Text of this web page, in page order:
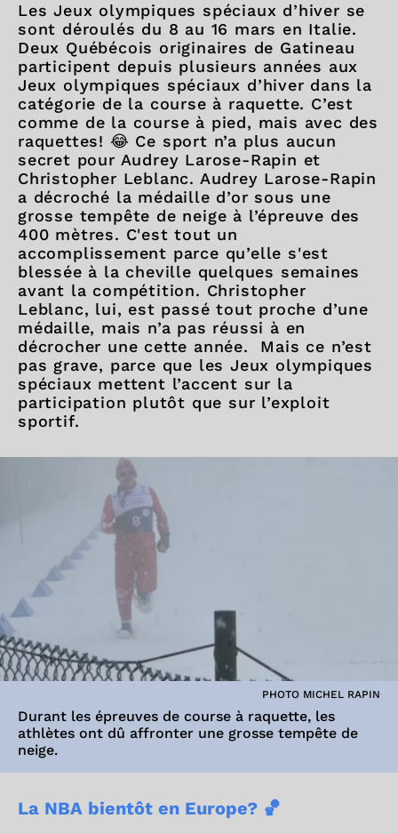
Les Jeux olympiques spéciaux d’hiver se
sont déroulés du 8 au 16 mars en Italie.
Deux Québécois originaires de Gatineau
participent depuis plusieurs années aux
Jeux olympiques spéciaux d’hiver dans la
catégorie de la course à raquette. C’est
comme de la course à pied, mais avec des
raquettes! 😂 Ce sport n’a plus aucun
secret pour Audrey Larose-Rapin et
Christopher Leblanc. Audrey Larose-Rapin
a décroché la médaille d’or sous une
grosse tempête de neige à l’épreuve des
400 mètres. C'est tout un
accomplissement parce qu’elle s'est
blessée à la cheville quelques semaines
avant la compétition. Christopher
Leblanc, lui, est passé tout proche d’une
médaille, mais n’a pas réussi à en
décrocher une cette année. Mais ce n’est
pas grave, parce que les Jeux olympiques
spéciaux mettent l’accent sur la
participation plutôt que sur l’exploit
sportif.
PHOTO MICHEL RAPIN
Durant les épreuves de course à raquette, les
athlètes ont dû affronter une grosse tempête de
neige.
La NBA bientôt en Europe? 🏀